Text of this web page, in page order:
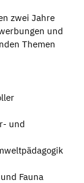
zwei Jahre
und
Themen
und
Fauna